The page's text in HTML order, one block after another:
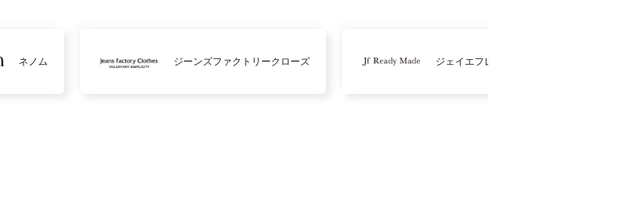
ネノム ジーンズファクトリークローズ ジェイエフレディメイド